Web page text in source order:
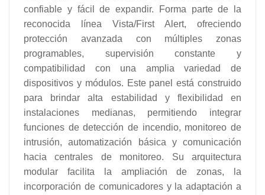
confiable y fácil de expandir. Forma parte de la
reconocida línea Vista/First Alert, ofreciendo
protección avanzada con múltiples zonas
programables, supervisión constante y
compatibilidad con una amplia variedad de
dispositivos y módulos. Este panel está construido
para brindar alta estabilidad y flexibilidad en
instalaciones medianas, permitiendo integrar
funciones de detección de incendio, monitoreo de
intrusión, automatización básica y comunicación
hacia centrales de monitoreo. Su arquitectura
modular facilita la ampliación de zonas, la
incorporación de comunicadores y la adaptación a